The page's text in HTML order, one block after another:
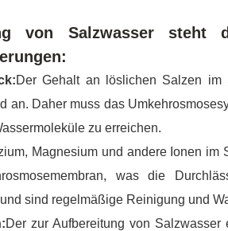
von Salzwasser steht
Der Gehalt an löslichen Salzen
an. Daher muss das
zu erreichen.
Magnesium und andere Ionen
was die
sind regelmäßige Reinigung und
Der zur Aufbereitung von